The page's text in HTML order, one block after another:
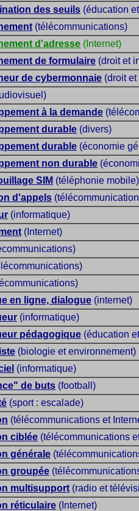
des seuils (éducation
(télécommunications)
d'adresse (Internet)
de formulaire (droit et
de cybermonnaie (droit
à la demande
durable (divers)
durable (économie
non durable
SIM (téléphonie mobile)
d'appels
(informatique)
(Internet)
en ligne, dialogue (internet)
(informatique)
pédagogique (éducation
(biologie et environnement)
(informatique)
de buts (football)
(sport : escalade)
(télécommunications et
ciblée (télécommunications
générale
groupée
multisupport (radio et
réticulaire (Internet)